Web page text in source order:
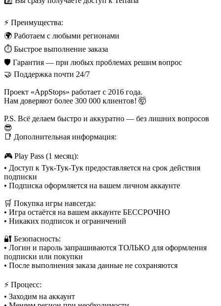
⚡ Преимущества:
🌍 Работаем с любыми регионами
⏱ Быстрое выполнение заказа
🛡 Гарантия — при любых проблемах решим вопрос
🤝 Поддержка почти 24/7
Проект «AppStops» работает с 2016 года.
Нам доверяют более 300 000 клиентов! 🤯
P.S. Всё делаем быстро и аккуратно — без лишних вопросов
😎
📑 Дополнительная информация:
🎮 Play Pass (1 месяц):
• Доступ к Тук-Тук-Тук предоставляется на срок действия
подписки
• Подписка оформляется на вашем личном аккаунте
🛒 Покупка игры навсегда:
• Игра остаётся на вашем аккаунте БЕССРОЧНО
• Никаких подписок и ограничений
🔐 Безопасность:
• Логин и пароль запрашиваются ТОЛЬКО для оформления
подписки или покупки
• После выполнения заказа данные не сохраняются
⚡ Процесс:
• Заходим на аккаунт